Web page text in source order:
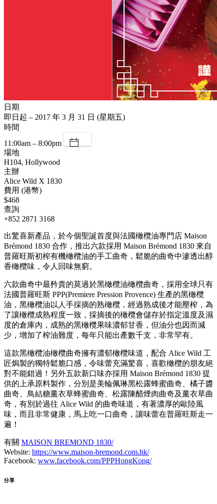
日期
即日起 – 2017 年 3 月 31 日 (星期五)
時間
11:00am – 8:00pm
場地
H104, Hollywood
主辦
Alice Wild X 1830
費用 (港幣)
$468
查詢
+852 2871 3168
出驚喜新產品，於今個聖誕首度與法國橄欖油專門店 Maison
Brémond 1830 合作，推出六款採用 Maison Brémond 1830 來自
普羅旺斯初榨有機橄欖油的手工曲奇，鬆脆的曲奇中滲透出醇
香橄欖味，令人回味無窮。
六款曲奇中最矜貴的莫過於黑橄欖油橄欖曲奇，採用全球只有
法國普羅旺斯 PPP(Premiere Pression Provence) 生產的黑橄欖
油，黑橄欖油以人手採摘的熟橄欖，經過熟成後才能壓榨，為
了讓橄欖成熟程度一致，採摘後的橄欖會儲存於指定溫度及濕
度的倉庫內，成熟的黑橄欖果味濃郁甘香，但油分也因而減
少，增加了榨油難度，每年只能出產數千支，非常罕有。
這款黑橄欖油橄欖曲奇擁有濃郁橄欖味道，配合 Alice Wild 工
匠焗製的獨特鬆脆口感，令味蕾充滿驚喜，喜歡橄欖的朋友絕
對不能錯過！另外五款新口味亦採用 Maison Brémond 1830 提
供的上承原料製作，分別是美輪佩琳黑松露蜂蜜曲奇、橘子醬
曲奇、鳥結糖薰衣草蜂蜜曲奇、松露陳醋煙肉曲奇及薰衣草曲
奇，有別於過往 Alice Wild 的曲奇味道，有著濃厚的歐陸風
味，而且非常健康，馬上吃一口曲奇，讓味蕾在普羅旺斯走一
遍！
有關 MAISON BREMOND 1830/
Website: https://www.maison-bremond.com.hk/
Facebook: www.facebook.com/PPPHongKong/
分享